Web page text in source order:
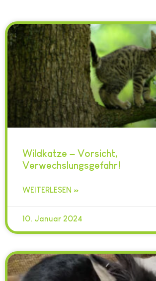
Wildkatze – Vorsicht,
Verwechslungsgefahr!
WEITERLESEN »
10. Januar 2024